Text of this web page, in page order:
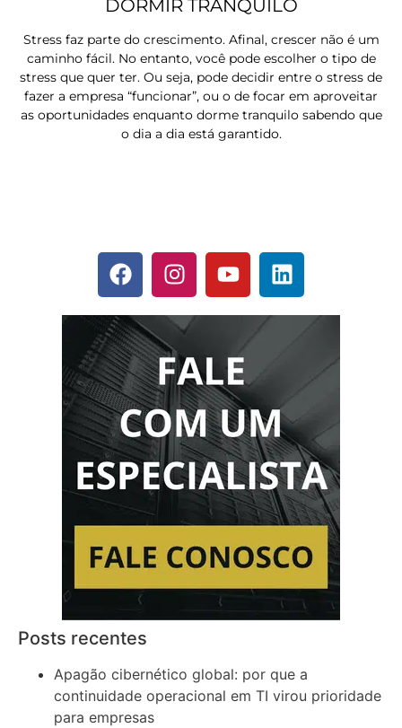
DORMIR TRANQUILO
Stress faz parte do crescimento. Afinal, crescer não é um
caminho fácil. No entanto, você pode escolher o tipo de
stress que quer ter. Ou seja, pode decidir entre o stress de
fazer a empresa “funcionar”, ou o de focar em aproveitar
as oportunidades enquanto dorme tranquilo sabendo que
o dia a dia está garantido.
Posts recentes
Apagão cibernético global: por que a
continuidade operacional em TI virou prioridade
para empresas